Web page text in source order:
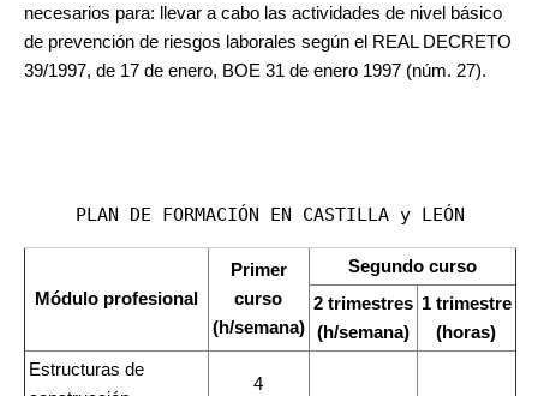
necesarios para: llevar a cabo las actividades de nivel básico
de prevención de riesgos laborales según el REAL DECRETO
39/1997, de 17 de enero, BOE 31 de enero 1997 (núm. 27).
PLAN DE FORMACIÓN EN CASTILLA y LEÓN
Módulo profesional
Primer
curso
(h/semana)
Segundo curso
2 trimestres
(h/semana)
1 trimestre
(horas)
Estructuras de
4